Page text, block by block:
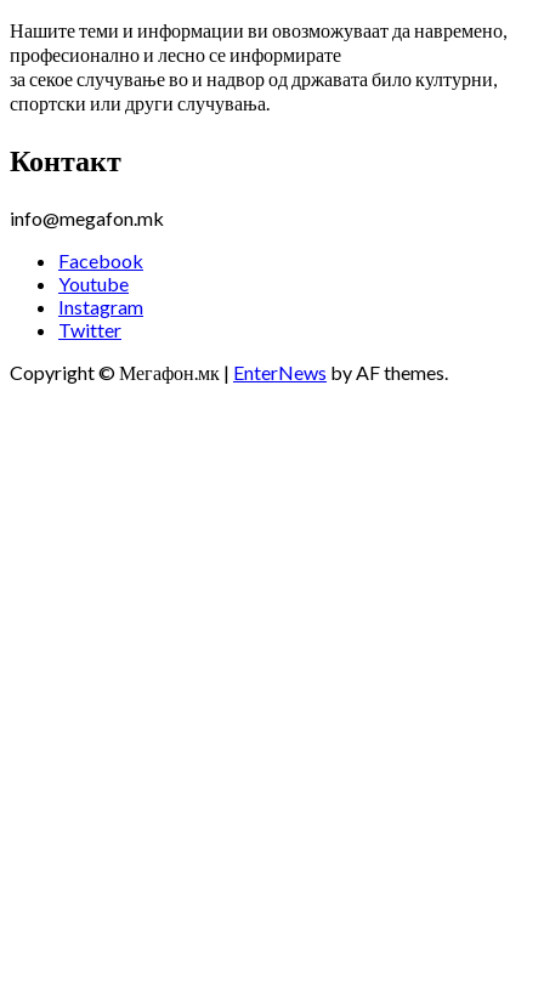
Нашите теми и информации ви овозможуваат да навремено,
професионално и лесно се информирате
за секое случување во и надвор од државата било културни,
спортски или други случувања.
Контакт
info@megafon.mk
Facebook
Youtube
Instagram
Twitter
Copyright © Мегафон.мк | EnterNews by AF themes.